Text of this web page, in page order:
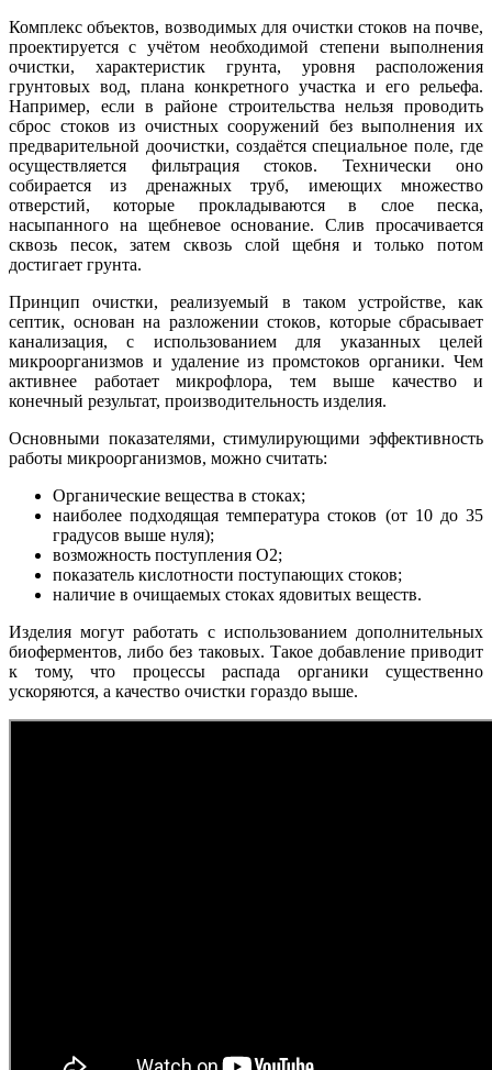
Комплекс объектов, возводимых для очистки стоков на почве,
проектируется с учётом необходимой степени выполнения
очистки, характеристик грунта, уровня расположения
грунтовых вод, плана конкретного участка и его рельефа.
Например, если в районе строительства нельзя проводить
сброс стоков из очистных сооружений без выполнения их
предварительной доочистки, создаётся специальное поле, где
осуществляется фильтрация стоков. Технически оно
собирается из дренажных труб, имеющих множество
отверстий, которые прокладываются в слое песка,
насыпанного на щебневое основание. Слив просачивается
сквозь песок, затем сквозь слой щебня и только потом
достигает грунта.
Принцип очистки, реализуемый в таком устройстве, как
септик, основан на разложении стоков, которые сбрасывает
канализация, с использованием для указанных целей
микроорганизмов и удаление из промстоков органики. Чем
активнее работает микрофлора, тем выше качество и
конечный результат, производительность изделия.
Основными показателями, стимулирующими эффективность
работы микроорганизмов, можно считать:
Органические вещества в стоках;
наиболее подходящая температура стоков (от 10 до 35
градусов выше нуля);
возможность поступления О2;
показатель кислотности поступающих стоков;
наличие в очищаемых стоках ядовитых веществ.
Изделия могут работать с использованием дополнительных
биоферментов, либо без таковых. Такое добавление приводит
к тому, что процессы распада органики существенно
ускоряются, а качество очистки гораздо выше.